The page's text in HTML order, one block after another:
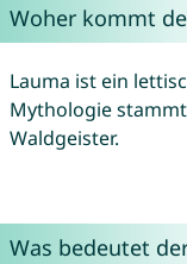
Woher kommt
Lauma ist ein
Mythologie
Waldgeister.
Was bedeutet